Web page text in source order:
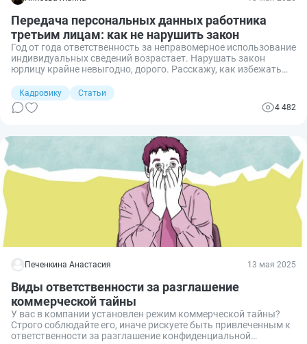
Передача персональных данных работника
третьим лицам: как не нарушить закон
Год от года ответственность за неправомерное использование
индивидуальных сведений возрастает. Нарушать закон
юрлицу крайне невыгодно, дорого. Расскажу, как избежать
сведений о своих сотрудниках.
Кадровику
Статьи
4 482
Печенкина Анастасия 13 мая 2025
Виды ответственности за разглашение
коммерческой тайны
У вас в компании установлен режим коммерческой тайны?
Строго соблюдайте его, иначе рискуете быть привлеченным к
ответственности за разглашение конфиденциальной